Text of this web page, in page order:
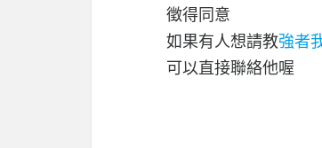
徵得同意
如果有人想請教強者
可以直接聯絡他喔